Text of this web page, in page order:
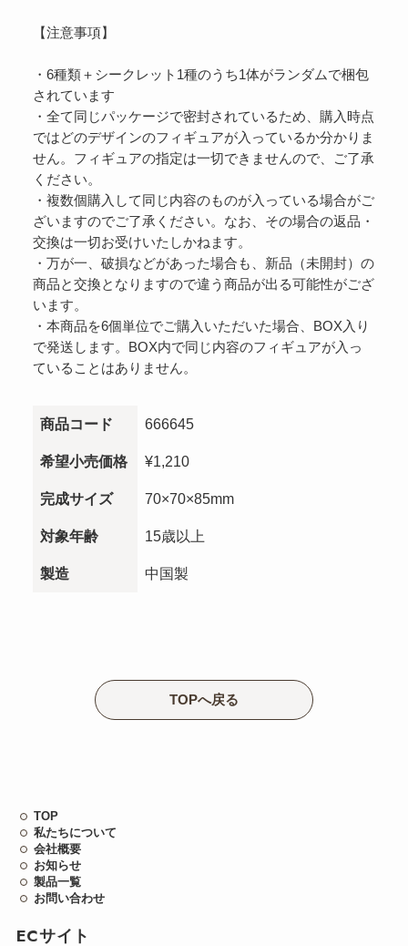
【注意事項】
・6種類＋シークレット1種のうち1体がランダムで梱包
されています
・全て同じパッケージで密封されているため、購入時点
ではどのデザインのフィギュアが入っているか分かりま
せん。フィギュアの指定は一切できませんので、ご了承
ください。
・複数個購入して同じ内容のものが入っている場合がご
ざいますのでご了承ください。なお、その場合の返品・
交換は一切お受けいたしかねます。
・万が一、破損などがあった場合も、新品（未開封）の
商品と交換となりますので違う商品が出る可能性がござ
います。
・本商品を6個単位でご購入いただいた場合、BOX入り
で発送します。BOX内で同じ内容のフィギュアが入っ
ていることはありません。
商品コード 666645
希望小売価格 ¥1,210
完成サイズ 70×70×85mm
対象年齢 15歳以上
製造 中国製
TOPへ戻る
TOP
私たちについて
会社概要
お知らせ
製品一覧
お問い合わせ
ECサイト